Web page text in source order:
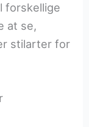
forskellige
at se,
stilarter for